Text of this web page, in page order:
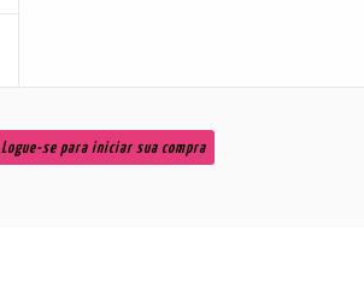
Logue-se para iniciar sua compra